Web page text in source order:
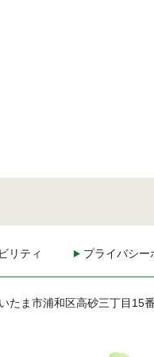
リティ プライバシー
たま市浦和区高砂三丁目15